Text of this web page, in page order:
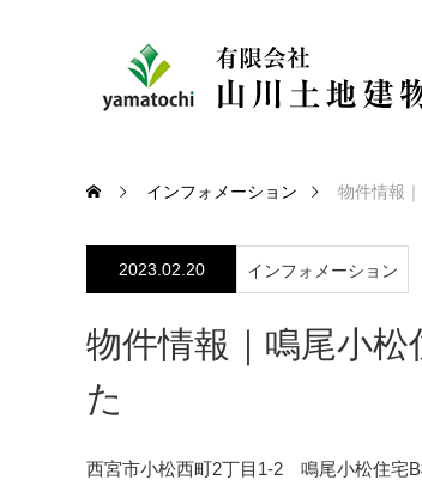
インフォメーション 物件情報
2023.02.20 インフォメーション
物件情報｜鳴尾小
た
西宮市小松西町2丁目1-2 鳴尾小松住宅